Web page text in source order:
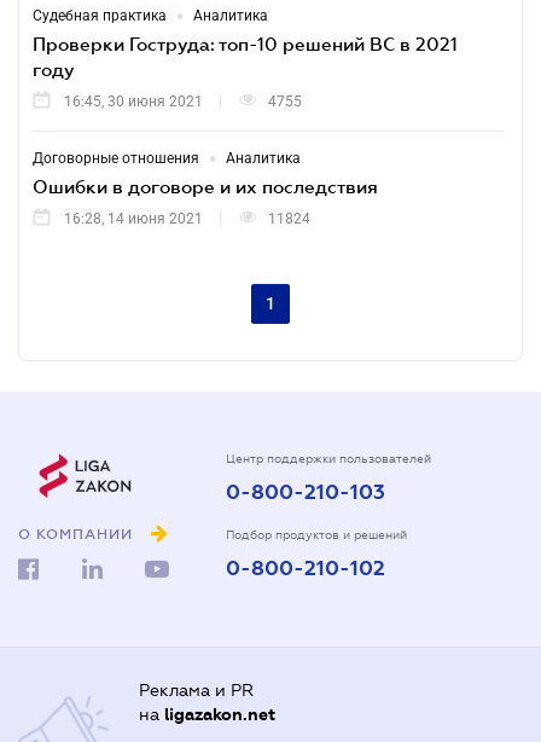
Судебная практика • Аналитика
Проверки Гоструда: топ-10 решений ВС в 2021
году
16:45, 30 июня 2021 4755
Договорные отношения • Аналитика
Ошибки в договоре и их последствия
16:28, 14 июня 2021 11824
1
О КОМПАНИИ
Центр поддержки пользователей
0-800-210-103
Подбор продуктов и решений
0-800-210-102
Реклама и PR
на ligazakon.net